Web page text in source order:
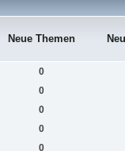
Neue Themen
0
0
0
0
0